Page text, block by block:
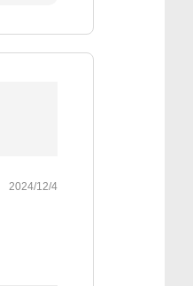
2024/12/4